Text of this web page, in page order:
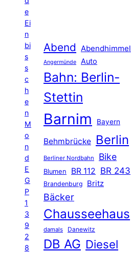
e
Ei
n
bi
s
s
c
h
e
n
M
o
n
d
E
G
P
1
3
9
2
8
Abend Abendhimmel
Angermünde Auto
Bahn: Berlin-
Stettin
Barnim Bayern
Behmbrücke Berlin
Berliner Nordbahn Bike
Blumen BR 112 BR 243
Brandenburg Britz
Bäcker
Chausseehaus
damals Danewitz
DB AG Diesel